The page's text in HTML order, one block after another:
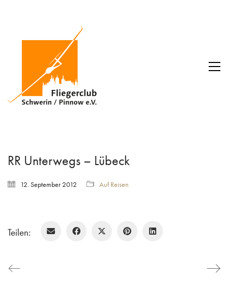
RR Unterwegs – Lübeck
12. September 2012 Auf Reisen
Teilen: